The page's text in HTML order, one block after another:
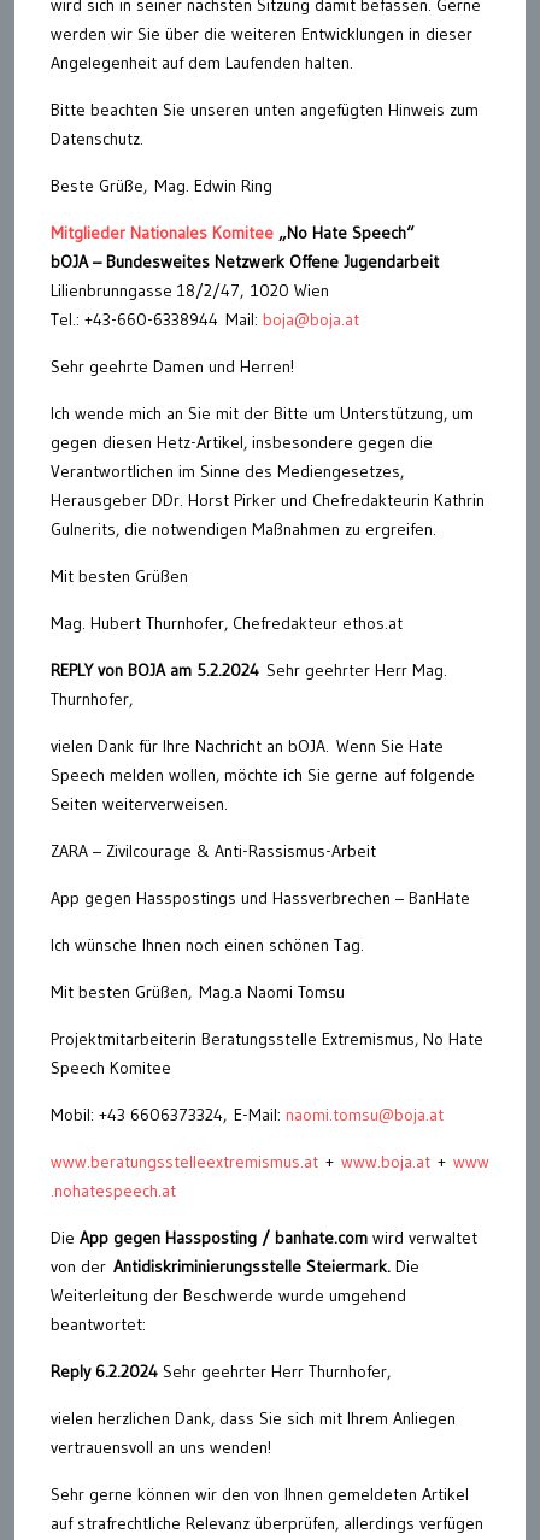
wird sich in seiner nächsten Sitzung damit befassen. Gerne
werden wir Sie über die weiteren Entwicklungen in dieser
Angelegenheit auf dem Laufenden halten.
Bitte beachten Sie unseren unten angefügten Hinweis zum
Datenschutz.
Beste Grüße, Mag. Edwin Ring
Mitglieder Nationales Komitee „No Hate Speech“
bOJA – Bundesweites Netzwerk Offene Jugendarbeit
Lilienbrunngasse 18/2/47, 1020 Wien
Tel.: +43-660-6338944 Mail: boja@boja.at
Sehr geehrte Damen und Herren!
Ich wende mich an Sie mit der Bitte um Unterstützung, um
gegen diesen Hetz-Artikel, insbesondere gegen die
Verantwortlichen im Sinne des Mediengesetzes,
Herausgeber DDr. Horst Pirker und Chefredakteurin Kathrin
Gulnerits, die notwendigen Maßnahmen zu ergreifen.
Mit besten Grüßen
Mag. Hubert Thurnhofer, Chefredakteur ethos.at
REPLY von BOJA am 5.2.2024 Sehr geehrter Herr Mag.
Thurnhofer,
vielen Dank für Ihre Nachricht an bOJA. Wenn Sie Hate
Speech melden wollen, möchte ich Sie gerne auf folgende
Seiten weiterverweisen.
ZARA – Zivilcourage & Anti-Rassismus-Arbeit
App gegen Hasspostings und Hassverbrechen – BanHate
Ich wünsche Ihnen noch einen schönen Tag.
Mit besten Grüßen, Mag.a Naomi Tomsu
Projektmitarbeiterin Beratungsstelle Extremismus, No Hate
Speech Komitee
Mobil: +43 6606373324, E-Mail: naomi.tomsu@boja.at
www.beratungsstelleextremismus.at + www.boja.at + www
.nohatespeech.at
Die App gegen Hassposting / banhate.com wird verwaltet
von der Antidiskriminierungsstelle Steiermark. Die
Weiterleitung der Beschwerde wurde umgehend
beantwortet:
Reply 6.2.2024 Sehr geehrter Herr Thurnhofer,
vielen herzlichen Dank, dass Sie sich mit Ihrem Anliegen
vertrauensvoll an uns wenden!
Sehr gerne können wir den von Ihnen gemeldeten Artikel
auf strafrechtliche Relevanz überprüfen, allerdings verfügen